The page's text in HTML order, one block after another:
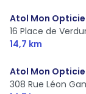
Atol Mon
16 Place de
14,7 km
Atol Mon
308 Rue Léon